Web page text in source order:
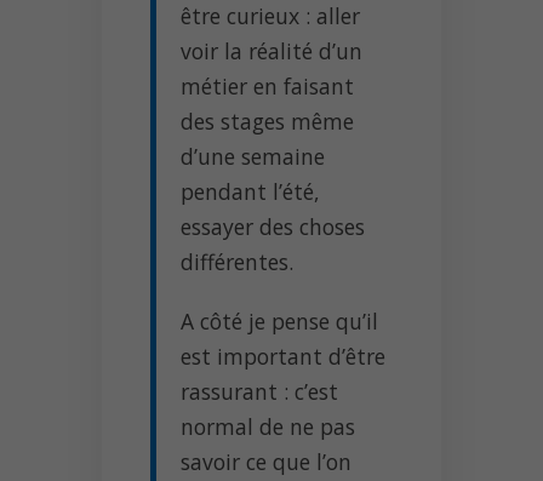
être curieux : aller
voir la réalité d’un
métier en faisant
des stages même
d’une semaine
pendant l’été,
essayer des choses
différentes.
A côté je pense qu’il
est important d’être
rassurant : c’est
normal de ne pas
savoir ce que l’on